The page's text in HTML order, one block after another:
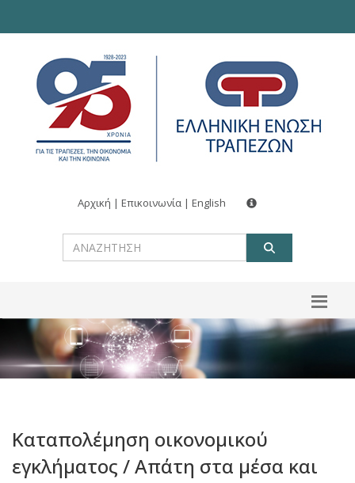
Αρχική | Επικοινωνία | English
Καταπολέμηση οικονομικού
εγκλήματος / Απάτη στα μέσα και